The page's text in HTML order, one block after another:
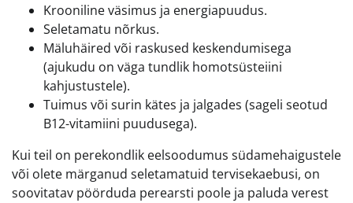
Krooniline väsimus ja energiapuudus.
Seletamatu nõrkus.
Mäluhäired või raskused keskendumisega
(ajukudu on väga tundlik homotsüsteiini
kahjustustele).
Tuimus või surin kätes ja jalgades (sageli seotud
B12-vitamiini puudusega).
Kui teil on perekondlik eelsoodumus südamehaigustele
või olete märganud seletamatuid tervisekaebusi, on
soovitatav pöörduda perearsti poole ja paluda verest